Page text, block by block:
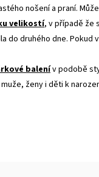
nošení a praní.
velikostí, v případě že
do druhého dne.
balenív podobě
ženy i děti k